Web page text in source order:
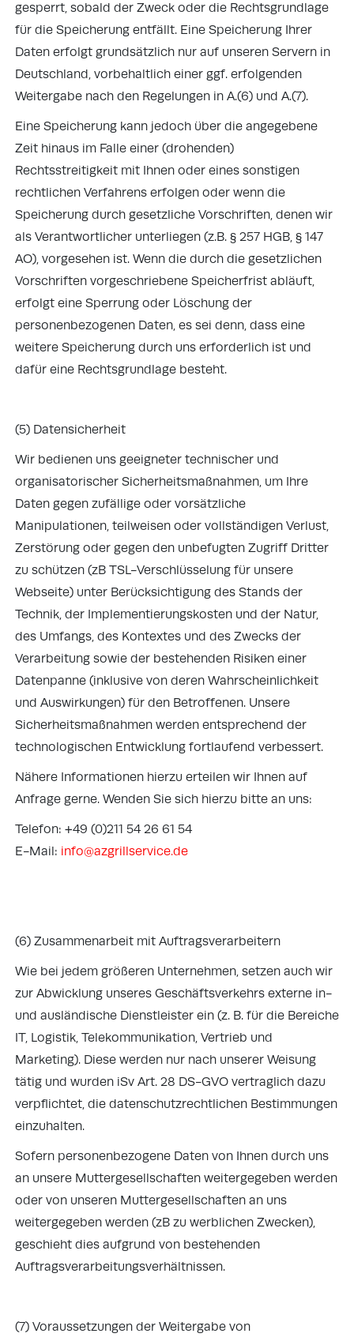
gesperrt, sobald der Zweck oder die Rechtsgrundlage
für die Speicherung entfällt. Eine Speicherung Ihrer
Daten erfolgt grundsätzlich nur auf unseren Servern in
Deutschland, vorbehaltlich einer ggf. erfolgenden
Weitergabe nach den Regelungen in A.(6) und A.(7).
Eine Speicherung kann jedoch über die angegebene
Zeit hinaus im Falle einer (drohenden)
Rechtsstreitigkeit mit Ihnen oder eines sonstigen
rechtlichen Verfahrens erfolgen oder wenn die
Speicherung durch gesetzliche Vorschriften, denen wir
als Verantwortlicher unterliegen (z.B. § 257 HGB, § 147
AO), vorgesehen ist. Wenn die durch die gesetzlichen
Vorschriften vorgeschriebene Speicherfrist abläuft,
erfolgt eine Sperrung oder Löschung der
personenbezogenen Daten, es sei denn, dass eine
weitere Speicherung durch uns erforderlich ist und
dafür eine Rechtsgrundlage besteht.
(5) Datensicherheit
Wir bedienen uns geeigneter technischer und
organisatorischer Sicherheitsmaßnahmen, um Ihre
Daten gegen zufällige oder vorsätzliche
Manipulationen, teilweisen oder vollständigen Verlust,
Zerstörung oder gegen den unbefugten Zugriff Dritter
zu schützen (zB TSL-Verschlüsselung für unsere
Webseite) unter Berücksichtigung des Stands der
Technik, der Implementierungskosten und der Natur,
des Umfangs, des Kontextes und des Zwecks der
Verarbeitung sowie der bestehenden Risiken einer
Datenpanne (inklusive von deren Wahrscheinlichkeit
und Auswirkungen) für den Betroffenen. Unsere
Sicherheitsmaßnahmen werden entsprechend der
technologischen Entwicklung fortlaufend verbessert.
Nähere Informationen hierzu erteilen wir Ihnen auf
Anfrage gerne. Wenden Sie sich hierzu bitte an uns:
Telefon: +49 (0)211 54 26 61 54
E-Mail: info@azgrillservice.de
(6) Zusammenarbeit mit Auftragsverarbeitern
Wie bei jedem größeren Unternehmen, setzen auch wir
zur Abwicklung unseres Geschäftsverkehrs externe in-
und ausländische Dienstleister ein (z. B. für die Bereiche
IT, Logistik, Telekommunikation, Vertrieb und
Marketing). Diese werden nur nach unserer Weisung
tätig und wurden iSv Art. 28 DS-GVO vertraglich dazu
verpflichtet, die datenschutzrechtlichen Bestimmungen
einzuhalten.
Sofern personenbezogene Daten von Ihnen durch uns
an unsere Muttergesellschaften weitergegeben werden
oder von unseren Muttergesellschaften an uns
weitergegeben werden (zB zu werblichen Zwecken),
geschieht dies aufgrund von bestehenden
Auftragsverarbeitungsverhältnissen.
(7) Voraussetzungen der Weitergabe von